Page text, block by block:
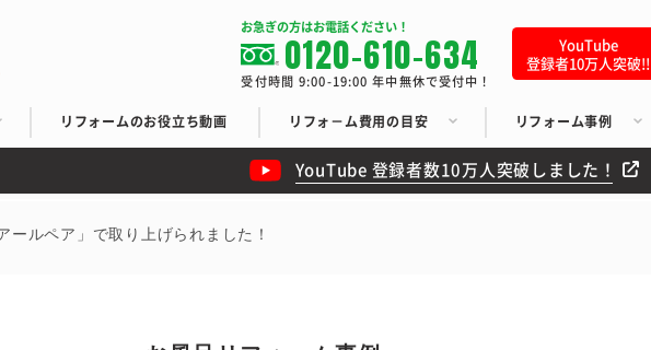
お急ぎの方はお電話ください！
0120-610-634
受付時間 9:00-19:00 年中無休で受付中！
YouTube
登録者10万人突破!!
リフォームのお役立ち動画 リフォ－ム費用の目安 リフォーム事例
YouTube 登録者数10万人突破しました！
アールペア」で取り上げられました！